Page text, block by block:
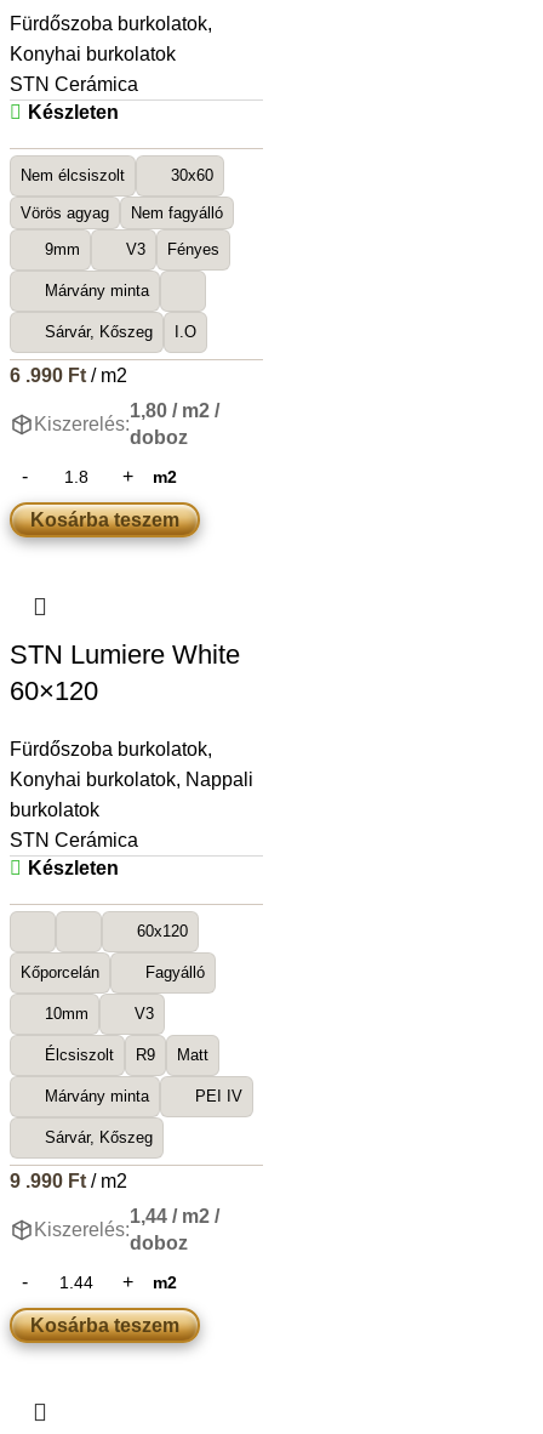
Fürdőszoba burkolatok,
Konyhai burkolatok
STN Cerámica
Készleten
Nem élcsiszolt 30x60
Vörös agyag Nem fagyálló
9mm V3 Fényes
Márvány minta
Sárvár, Kőszeg I.O
6 .990 Ft/ m2
Kiszerelés:
1,80 / m2 /
doboz
m2
Kosárba teszem
STN Lumiere White
60×120
Fürdőszoba burkolatok,
Konyhai burkolatok, Nappali
burkolatok
STN Cerámica
Készleten
60x120
Kőporcelán Fagyálló
10mm V3
Élcsiszolt R9 Matt
Márvány minta PEI IV
Sárvár, Kőszeg
9 .990 Ft/ m2
Kiszerelés:
1,44 / m2 /
doboz
m2
Kosárba teszem